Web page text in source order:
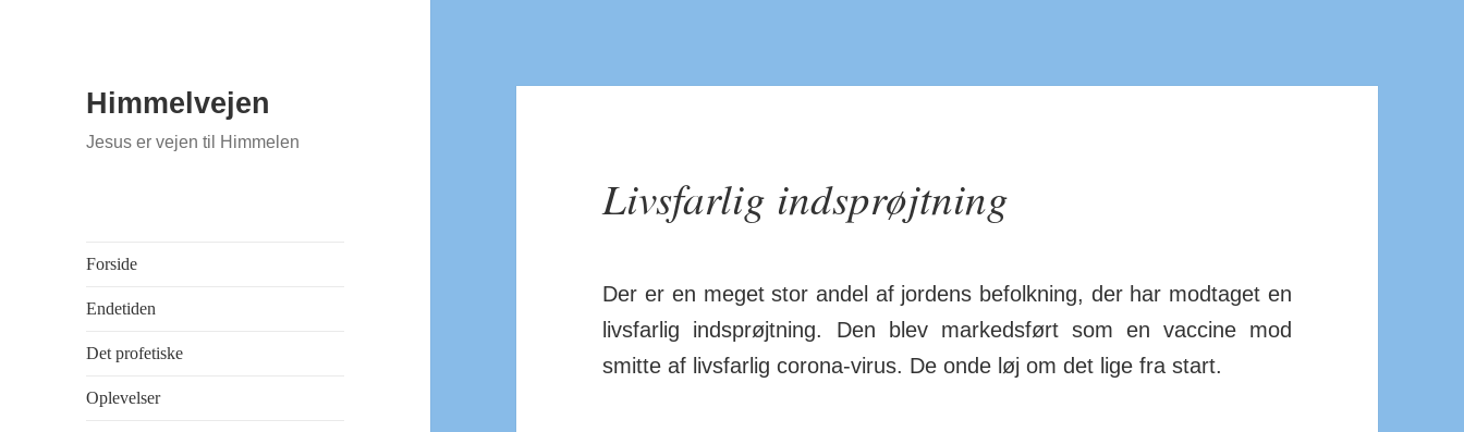
Himmelvejen
Jesus er vejen til Himmelen
Forside
Endetiden
Det profetiske
Oplevelser
Livsfarlig indsprøjtning
Der er en meget stor andel af jordens be­folk­ning, der har mod­taget en
livs­farlig ind­sprøjt­ning. Den blev mar­keds­ført som en vaccine mod
smitte af livs­farlig corona-virus. De onde løj om det lige fra start.